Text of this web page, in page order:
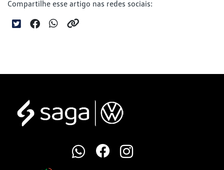
Compartilhe esse artigo nas redes sociais: